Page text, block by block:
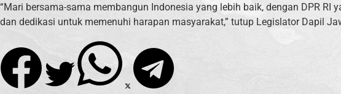
“Mari bersama-sama membangun Indonesia yang lebih baik, dengan DPR
dan dedikasi untuk memenuhi harapan masyarakat,” tutup Legislator Dapil